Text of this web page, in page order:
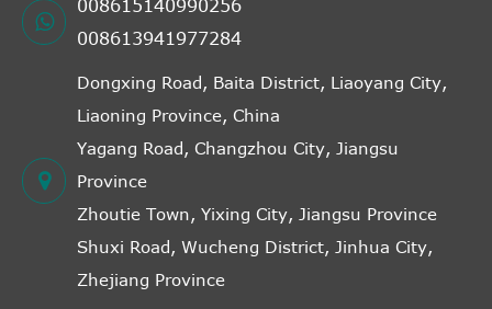
008615140990256
008613941977284
Dongxing Road, Baita District, Liaoyang City,
Liaoning Province, China
Yagang Road, Changzhou City, Jiangsu
Province
Zhoutie Town, Yixing City, Jiangsu Province
Shuxi Road, Wucheng District, Jinhua City,
Zhejiang Province